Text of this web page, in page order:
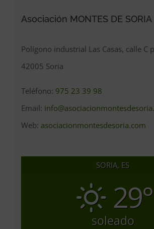
Asociación MONTES DE SORIA
Polígono industrial Las Casas, calle C
42005 Soria
Teléfono: 975 23 39 98
Email:
Web: asociacionmontesdesoria.com
SORIA, ES
29°
soleado